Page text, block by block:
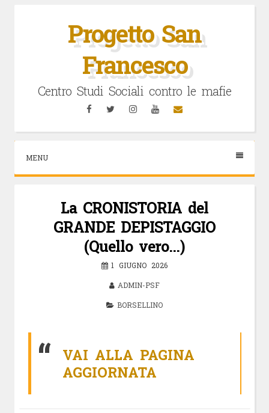
Progetto San
Francesco
Centro Studi Sociali contro le mafie
FacebookTwitterInstagramYouTubeEmail
MENU
La CRONISTORIA del
GRANDE DEPISTAGGIO
(Quello vero…)
1 GIUGNO 2026
ADMIN-PSF
BORSELLINO
VAI ALLA PAGINA
AGGIORNATA